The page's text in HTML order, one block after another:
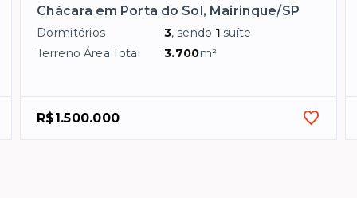
Chácara em Porta do Sol, Mairinque/SP
Dormitórios 3, sendo 1 suíte
Terreno Área Total
3.700m²
R$1.500.000